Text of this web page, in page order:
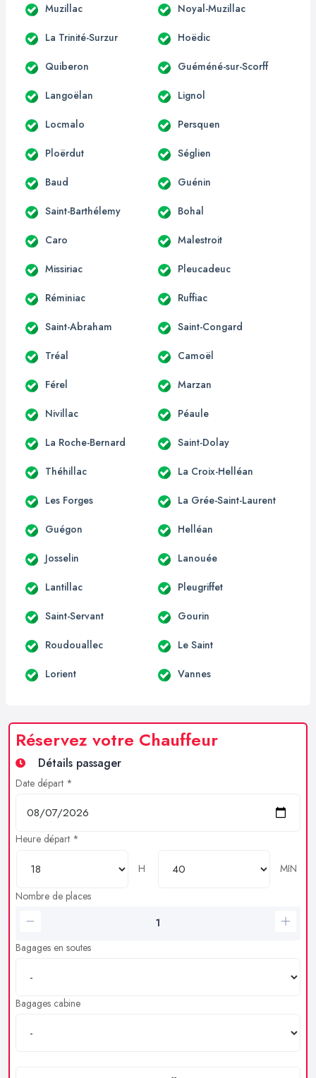
Muzillac Noyal-Muzillac
La Trinité-Surzur Hoëdic
Quiberon Guéméné-sur-Scorff
Langoëlan Lignol
Locmalo Persquen
Ploërdut Séglien
Baud Guénin
Saint-Barthélemy Bohal
Caro Malestroit
Missiriac Pleucadeuc
Réminiac Ruffiac
Saint-Abraham Saint-Congard
Tréal Camoël
Férel Marzan
Nivillac Péaule
La Roche-Bernard Saint-Dolay
Théhillac La Croix-Helléan
Les Forges La Grée-Saint-Laurent
Guégon Helléan
Josselin Lanouée
Lantillac Pleugriffet
Saint-Servant Gourin
Roudouallec Le Saint
Lorient Vannes
Réservez votre Chauffeur
Détails passager
Date départ *
Heure départ *
H
MIN
Nombre de places
Bagages en soutes
Bagages cabine